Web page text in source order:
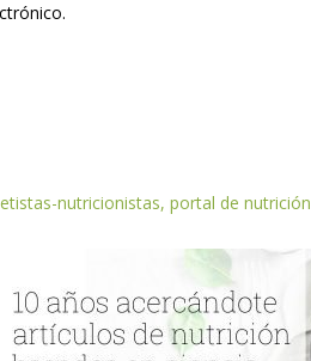
nutricionistas, portal de nutrición